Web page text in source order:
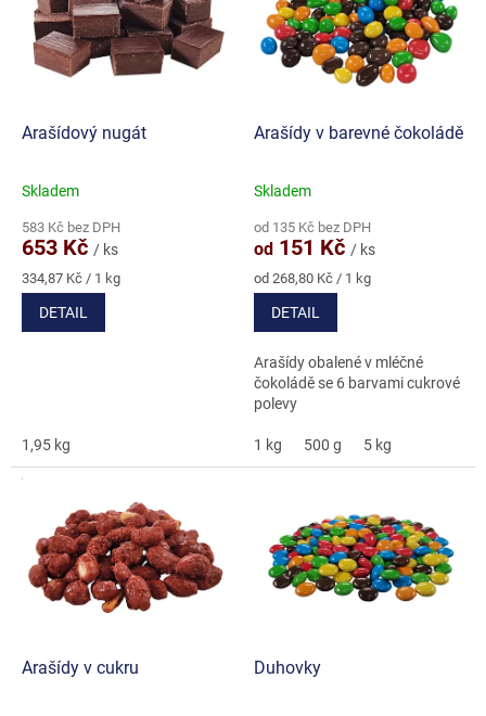
Arašídový nugát
Průměrné
produktu
je
5,0
z
hvězdiček.
Skladem
583 Kč bez DPH
653 Kč / ks
Měrná
cena:
334,87 Kč / 1 kg
DETAIL
1,95 kg
Arašídy v barevné čokoládě
Průměrné
produktu
je
5,0
z
hvězdiček.
Skladem
od 135 Kč bez DPH
od 151 Kč / ks
Měrná
cena:
od 268,80 Kč / 1 kg
DETAIL
Arašídy obalené v mléčné
čokoládě se 6 barvami cukrové
polevy
1 kg 500 g 5 kg
Arašídy v cukru Duhovky